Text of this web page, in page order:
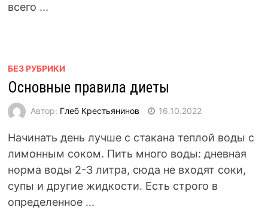
всего ...
БЕЗ РУБРИКИ
Основные правила диеты
Автор: Глеб Крестьянинов 16.10.2022
Начинать день лучше с стакана теплой воды с
лимонным соком. Пить много воды: дневная
норма воды 2-3 литра, сюда не входят соки,
супы и другие жидкости. Есть строго в
определенное ...